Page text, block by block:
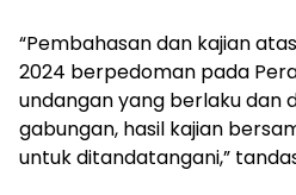
“Pembahasan dan kajian
2024 berpedoman pada
undangan yang berlaku dan
gabungan, hasil kajian
untuk ditandatangani,”